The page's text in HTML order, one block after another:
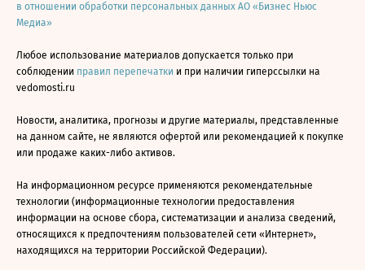
в отношении обработки персональных данных АО «Бизнес Ньюс
Медиа»
Любое использование материалов допускается только при
соблюдении правил перепечатки и при наличии гиперссылки на
vedomosti.ru
Новости, аналитика, прогнозы и другие материалы, представленные
на данном сайте, не являются офертой или рекомендацией к покупке
или продаже каких-либо активов.
На информационном ресурсе применяются рекомендательные
технологии (информационные технологии предоставления
информации на основе сбора, систематизации и анализа сведений,
относящихся к предпочтениям пользователей сети «Интернет»,
находящихся на территории Российской Федерации).